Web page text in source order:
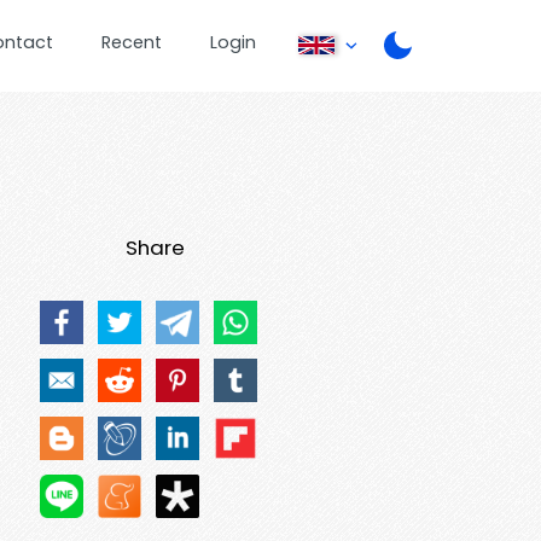
Recent Login
Share